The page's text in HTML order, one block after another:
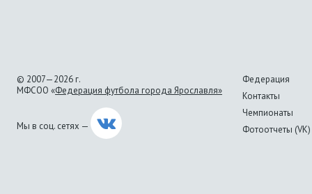
© 2007—2026 г.
МФСОО «Федерация футбола города Ярославля»
Мы в соц. сетях —
Федерация
Контакты
Чемпионаты
Фотоотчеты (VK)